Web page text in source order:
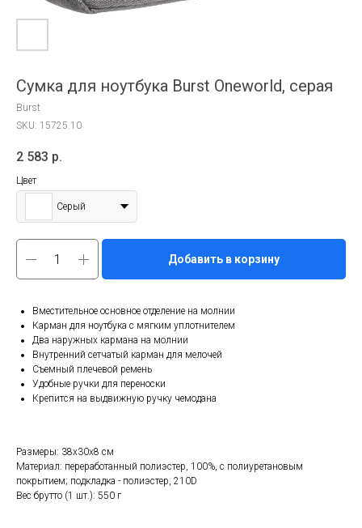
Сумка для ноутбука Burst Oneworld, серая
Burst
SKU: 15725.10
2 583 р.
Цвет
Серый
Добавить в корзину
Вместительное основное отделение на молнии
Карман для ноутбука с мягким уплотнителем
Два наружных кармана на молнии
Внутренний сетчатый карман для мелочей
Съемный плечевой ремень
Удобные ручки для переноски
Крепится на выдвижную ручку чемодана
Размеры: 38х30х8 см
Материал: переработанный полиэстер, 100%, с полиуретановым
покрытием; подкладка - полиэстер, 210D
Вес брутто (1 шт.): 550 г